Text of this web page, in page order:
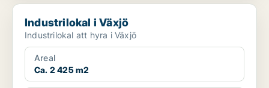
Industrilokal i Växjö
Industrilokal i Växjö
Industrilokal att hyra i Växjö
Areal
Ca. 2 425 m2